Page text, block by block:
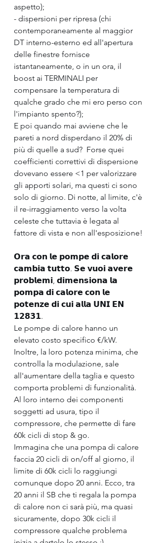
aspetto);
- dispersioni per ripresa (chi
contemporaneamente al maggior
DT interno-esterno ed all'apertura
delle finestre fornisce
istantaneamente, o in un ora, il
boost ai TERMINALI per
compensare la temperatura di
qualche grado che mi ero perso con
l'impianto spento?);
E poi quando mai avviene che le
pareti a nord disperdano il 20% di
più di quelle a sud?  Forse quei
coefficienti correttivi di dispersione
dovevano essere <1 per valorizzare
gli apporti solari, ma questi ci sono
solo di giorno. Di notte, al limite, c'è
il re-irraggiamento verso la volta
celeste che tuttavia è legata al
fattore di vista e non all'esposizione!
𝗢𝗿𝗮 𝗰𝗼𝗻 𝗹𝗲 𝗽𝗼𝗺𝗽𝗲 𝗱𝗶 𝗰𝗮𝗹𝗼𝗿𝗲
𝗰𝗮𝗺𝗯𝗶𝗮 𝘁𝘂𝘁𝘁𝗼. 𝗦𝗲 𝘃𝘂𝗼𝗶 𝗮𝘃𝗲𝗿𝗲
𝗽𝗿𝗼𝗯𝗹𝗲𝗺𝗶, 𝗱𝗶𝗺𝗲𝗻𝘀𝗶𝗼𝗻𝗮 𝗹𝗮
𝗽𝗼𝗺𝗽𝗮 𝗱𝗶 𝗰𝗮𝗹𝗼𝗿𝗲 𝗰𝗼𝗻 𝗹𝗲
𝗽𝗼𝘁𝗲𝗻𝘇𝗲 𝗱𝗶 𝗰𝘂𝗶 𝗮𝗹𝗹𝗮 𝗨𝗡𝗜 𝗘𝗡
𝟭𝟮𝟴𝟯𝟭.
Le pompe di calore hanno un
elevato costo specifico €/kW.
Inoltre, la loro potenza minima, che
controlla la modulazione, sale
all'aumentare della taglia e questo
comporta problemi di funzionalità.
Al loro interno dei componenti
soggetti ad usura, tipo il
compressore, che permette di fare
60k cicli di stop & go.
Immagina che una pompa di calore
faccia 20 cicli di on/off al giorno, il
limite di 60k cicli lo raggiungi
comunque dopo 20 anni. Ecco, tra
20 anni il SB che ti regala la pompa
di calore non ci sarà più, ma quasi
sicuramente, dopo 30k cicli il
compressore qualche problema